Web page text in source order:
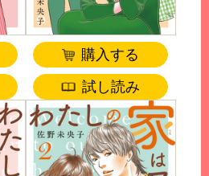
購入する
試し読み